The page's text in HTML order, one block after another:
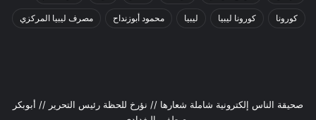
كورونا كورونا ليبيا ليبيا محمود أبوزنداح مصرف ليبيا المركزي
صحيقة الناس إلكترونية شاملة شعارها // نؤرخ للحظة رئيس التحرير // أبوبكر